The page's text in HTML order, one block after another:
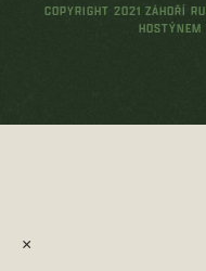
COPYRIGHT 2021 ZÁHOŘÍ
×